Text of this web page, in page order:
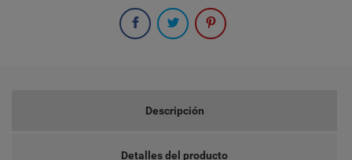
Descripción
Detalles del producto